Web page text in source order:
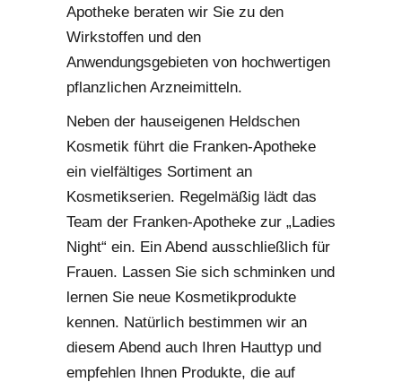
Apotheke beraten wir Sie zu den
Wirkstoffen und den
Anwendungsgebieten von hochwertigen
pflanzlichen Arzneimitteln.
Neben der hauseigenen Heldschen
Kosmetik führt die Franken-Apotheke
ein vielfältiges Sortiment an
Kosmetikserien. Regelmäßig lädt das
Team der Franken-Apotheke zur „Ladies
Night“ ein. Ein Abend ausschließlich für
Frauen. Lassen Sie sich schminken und
lernen Sie neue Kosmetikprodukte
kennen. Natürlich bestimmen wir an
diesem Abend auch Ihren Hauttyp und
empfehlen Ihnen Produkte, die auf